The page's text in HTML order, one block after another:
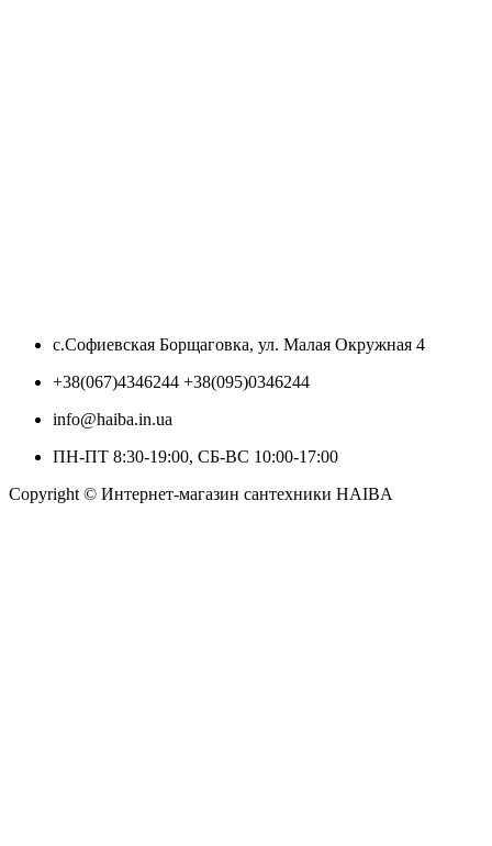
с.Софиевская Борщаговка, ул. Малая Окружная 4
+38(067)4346244 +38(095)0346244
info@haiba.in.ua
ПН-ПТ 8:30-19:00, СБ-ВС 10:00-17:00
Copyright © Интернет-магазин сантехники HAIBA